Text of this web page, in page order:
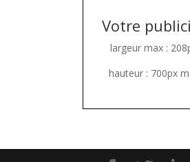
Votre
largeur max :
hauteur : 700px